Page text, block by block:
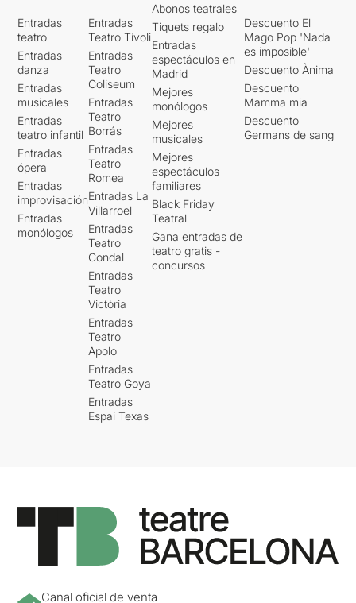
Entradas
teatro
Entradas
danza
Entradas
musicales
Entradas
teatro infantil
Entradas
ópera
Entradas
improvisación
Entradas
monólogos
Entradas
Teatro Tívoli
Entradas
Teatro
Coliseum
Entradas
Teatro
Borrás
Entradas
Teatro
Romea
Entradas La
Villarroel
Entradas
Teatro
Condal
Entradas
Teatro
Victòria
Entradas
Teatro
Apolo
Entradas
Teatro Goya
Entradas
Espai Texas
Abonos teatrales
Tiquets regalo
Entradas
espectáculos en
Madrid
Mejores
monólogos
Mejores
musicales
Mejores
espectáculos
familiares
Black Friday
Teatral
Gana entradas de
teatro gratis -
concursos
Descuento El
Mago Pop 'Nada
es imposible'
Descuento Ànima
Descuento
Mamma mia
Descuento
Germans de sang
Canal oficial de venta